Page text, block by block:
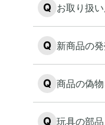
Q お取り扱
Q 新商品の
Q 商品の偽
Q 玩具の部